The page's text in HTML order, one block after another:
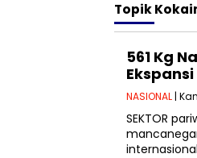
Topik
561 Kg
NASIONAL |
SEKTOR